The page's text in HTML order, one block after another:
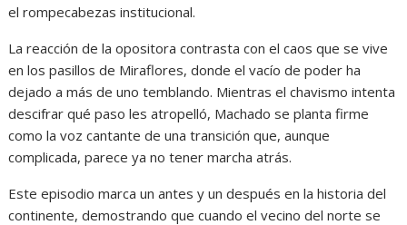
el rompecabezas institucional.
La reacción de la opositora contrasta con el caos que se vive
en los pasillos de Miraflores, donde el vacío de poder ha
dejado a más de uno temblando. Mientras el chavismo intenta
descifrar qué paso les atropelló, Machado se planta firme
como la voz cantante de una transición que, aunque
complicada, parece ya no tener marcha atrás.
Este episodio marca un antes y un después en la historia del
continente, demostrando que cuando el vecino del norte se